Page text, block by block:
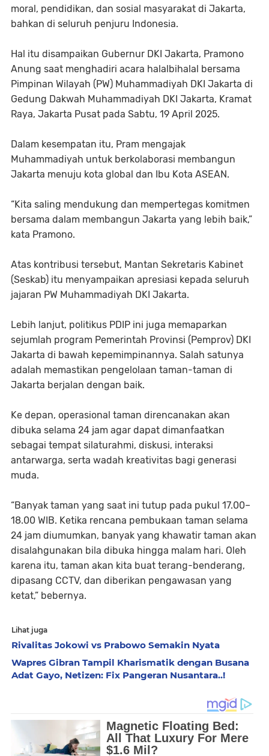
moral, pendidikan, dan sosial masyarakat di Jakarta,
bahkan di seluruh penjuru Indonesia.
Hal itu disampaikan Gubernur DKI Jakarta, Pramono
Anung saat menghadiri acara halalbihalal bersama
Pimpinan Wilayah (PW) Muhammadiyah DKI Jakarta di
Gedung Dakwah Muhammadiyah DKI Jakarta, Kramat
Raya, Jakarta Pusat pada Sabtu, 19 April 2025.
Dalam kesempatan itu, Pram mengajak
Muhammadiyah untuk berkolaborasi membangun
Jakarta menuju kota global dan Ibu Kota ASEAN.
“Kita saling mendukung dan mempertegas komitmen
bersama dalam membangun Jakarta yang lebih baik,”
kata Pramono.
Atas kontribusi tersebut, Mantan Sekretaris Kabinet
(Seskab) itu menyampaikan apresiasi kepada seluruh
jajaran PW Muhammadiyah DKI Jakarta.
Lebih lanjut, politikus PDIP ini juga memaparkan
sejumlah program Pemerintah Provinsi (Pemprov) DKI
Jakarta di bawah kepemimpinannya. Salah satunya
adalah memastikan pengelolaan taman-taman di
Jakarta berjalan dengan baik.
Ke depan, operasional taman direncanakan akan
dibuka selama 24 jam agar dapat dimanfaatkan
sebagai tempat silaturahmi, diskusi, interaksi
antarwarga, serta wadah kreativitas bagi generasi
muda.
“Banyak taman yang saat ini tutup pada pukul 17.00–
18.00 WIB. Ketika rencana pembukaan taman selama
24 jam diumumkan, banyak yang khawatir taman akan
disalahgunakan bila dibuka hingga malam hari. Oleh
karena itu, taman akan kita buat terang-benderang,
dipasang CCTV, dan diberikan pengawasan yang
ketat,” bebernya.
Lihat juga
Rivalitas Jokowi vs Prabowo Semakin Nyata
Wapres Gibran Tampil Kharismatik dengan Busana
Adat Gayo, Netizen: Fix Pangeran Nusantara..!